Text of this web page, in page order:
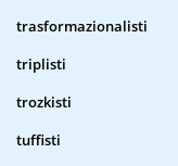
trasformazionalisti
triplisti
trozkisti
tuffisti